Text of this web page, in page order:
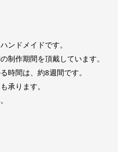
ンドメイドです。
制作期間を頂戴しています。
時間は、約8週間です。
承ります。